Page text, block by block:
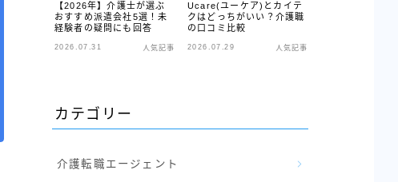
【2026年】介護士が選ぶ
おすすめ派遣会社5選！未
経験者の疑問にも回答
2026.07.31 人気記事
Ucare(ユーケア)とカイテ
クはどっちがいい？介護職
の口コミ比較
2026.07.29 人気記事
カテゴリー
介護転職エージェント